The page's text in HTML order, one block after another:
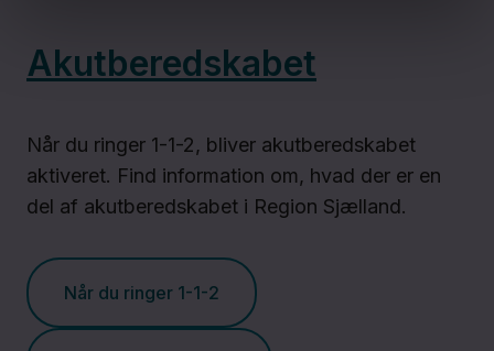
Akutberedskabet
Når du ringer 1-1-2, bliver akutberedskabet
aktiveret. Find information om, hvad der er en
del af akutberedskabet i Region Sjælland.
Når du ringer 1-1-2